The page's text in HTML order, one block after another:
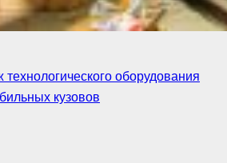
оборудования
кузовов